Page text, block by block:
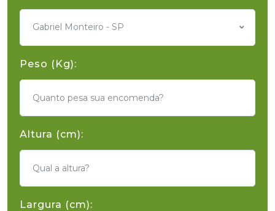
Gabriel Monteiro - SP
Peso (Kg):
Altura (cm):
Largura (cm):